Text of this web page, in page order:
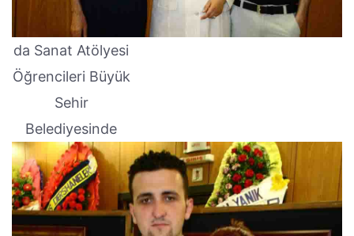
da Sanat Atölyesi
Öğrencileri Büyük
Sehir
Belediyesinde